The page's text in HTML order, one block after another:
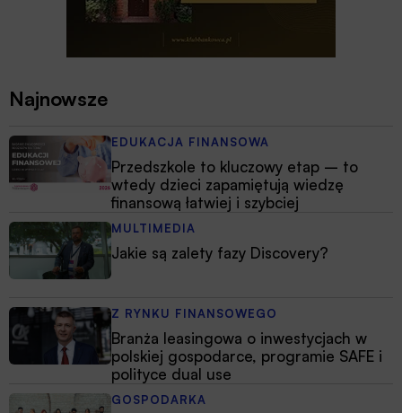
Najnowsze
EDUKACJA FINANSOWA
Przedszkole to kluczowy etap – to
wtedy dzieci zapamiętują wiedzę
finansową łatwiej i szybciej
MULTIMEDIA
Jakie są zalety fazy Discovery?
Z RYNKU FINANSOWEGO
Branża leasingowa o inwestycjach w
polskiej gospodarce, programie SAFE i
polityce dual use
GOSPODARKA